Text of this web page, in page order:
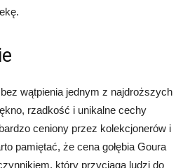
wątpienia jednym z najdroższych
rzadkość i unikalne cechy
ceniony przez kolekcjonerów i
pamiętać, że cena gołębia Goura
który przyciąga ludzi do